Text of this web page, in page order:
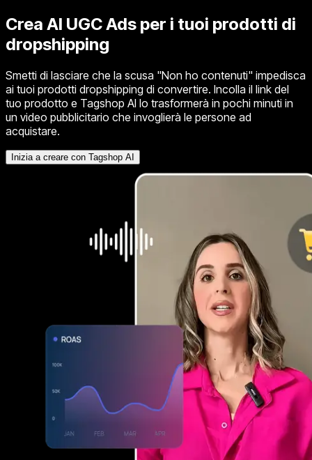
Crea AI UGC Ads per i tuoi prodotti di
dropshipping
Smetti di lasciare che la scusa "Non ho contenuti" impedisca
ai tuoi prodotti dropshipping di convertire. Incolla il link del
tuo prodotto e Tagshop AI lo trasformerà in pochi minuti in
un video pubblicitario che invoglierà le persone ad
acquistare.
Inizia a creare con Tagshop AI